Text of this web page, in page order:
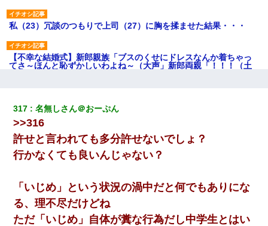
私（23）冗談のつもりで上司（27）に胸を揉ませた結果・・・
【不幸な結婚式】新郎親族「ブスのくせにドレスなんか着ちゃっ
てさ～ほんと恥ずかしいわよね～（大声」新郎両親「！！！（土
私は家が貧しくて、手に職をつけようと看護師になった。だけど
卒業を控えた年の1月末、車にひかれて看護師になれなくなった。
10年ほど前、息子がまだ年中だった時に離婚したんだけど、一昨
年の暮れに突然息子が職場を訪ねてきた。
彼氏家「うちは墨入れるのが伝統だから。お前も彫れ」 → 結果…
妻が亡くなったんだけど正直ガチで嬉しい
317 名無しさん＠おーぷん
>>316
許せと言われても多分許せないでしょ？
行かなくても良いんじゃない？
「いじめ」という状況の渦中だと何でもありにな
る、理不尽だけどね
ただ「いじめ」自体が糞な行為だし中学生とはい